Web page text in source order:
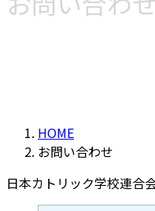
HOME
お問い合わせ
日本カトリック学校連合